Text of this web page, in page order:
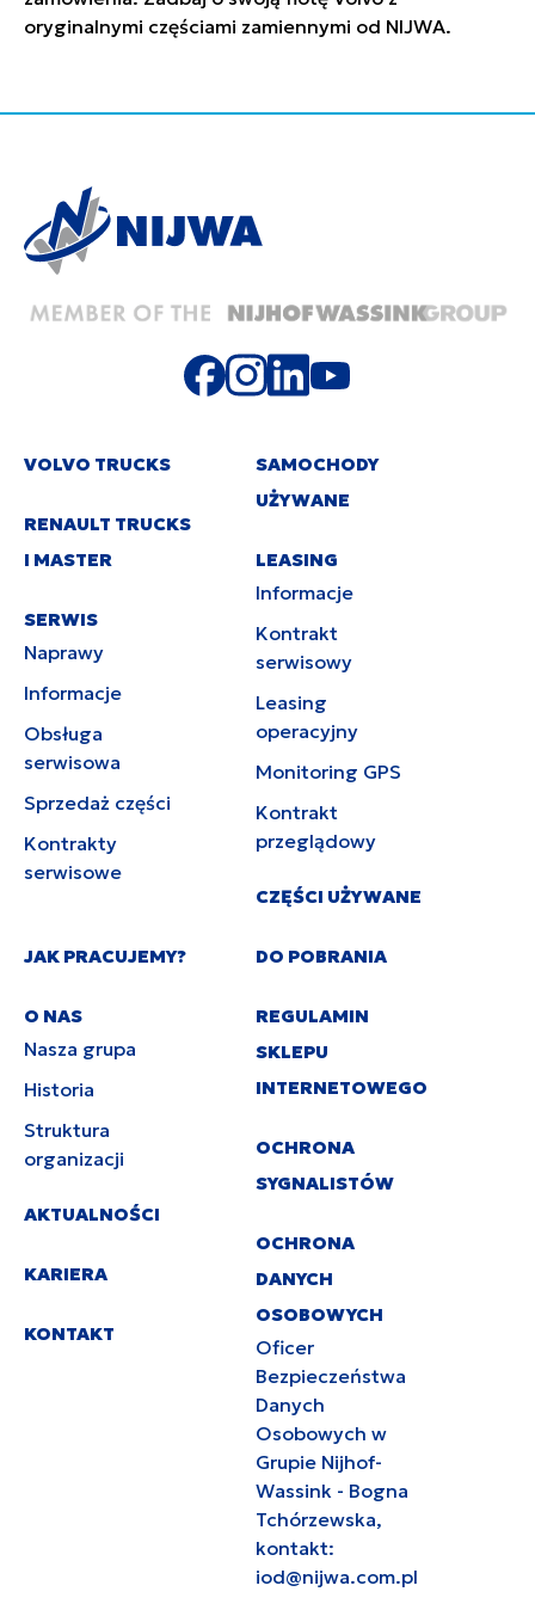
oryginalnymi częściami zamiennymi od NIJWA.
VOLVO TRUCKS
RENAULT TRUCKS
I MASTER
SERWIS
Naprawy
Informacje
Obsługa
serwisowa
Sprzedaż części
Kontrakty
serwisowe
SAMOCHODY
UŻYWANE
LEASING
Informacje
Kontrakt
serwisowy
Leasing
operacyjny
Monitoring GPS
Kontrakt
przeglądowy
CZĘŚCI UŻYWANE
JAK PRACUJEMY?
O NAS
Nasza grupa
Historia
Struktura
organizacji
AKTUALNOŚCI
KARIERA
KONTAKT
DO POBRANIA
REGULAMIN
SKLEPU
INTERNETOWEGO
OCHRONA
SYGNALISTÓW
OCHRONA
DANYCH
OSOBOWYCH
Oficer
Bezpieczeństwa
Danych
Osobowych w
Grupie Nijhof-
Wassink - Bogna
Tchórzewska,
kontakt:
iod@nijwa.com.pl